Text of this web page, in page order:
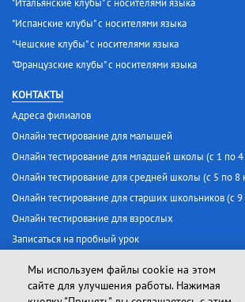
"Итальянские клубы" с носителями языка
"Испанские клубы" с носителями языка
"Чешские клубы" с носителями языка
"Французские клубы" с носителями языка
КОНТАКТЫ
Адреса филиалов
Онлайн тестирование для малышей
Онлайн тестирование для младшей школы (с 1 по 4
Онлайн тестирование для средней школы (с 5 по 8
Онлайн тестирование для старших школьников (с 9
Онлайн тестирование для взрослых
Записаться на пробный урок
Лицензия № 25 от 30 января
Мы используем файлы cookie на этом
сайте для улучшения работы. Нажимая